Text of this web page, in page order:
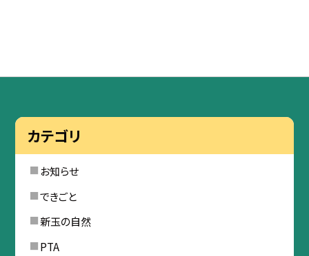
カテゴリ
お知らせ
できごと
新玉の自然
PTA